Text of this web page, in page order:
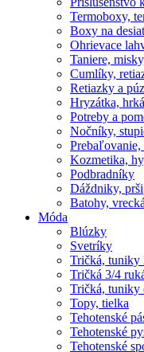
Termoboxy,
Boxy na
Ohrievace
Taniere,
Cumlíky,
Retiazky a
Hryzátka,
Potreby a
Nočníky,
Kozmetika,
Podbradníky
Dáždniky,
Batohy, vrecká
Móda
Blúzky
Svetríky
Tričká, tuniky
Tričká 3/4
Tričká, tuniky
Topy, tielka
Tehotenské
Tehotenské
Tehotenské